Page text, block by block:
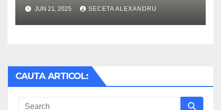
JUN 21, 2025 SECETA ALEXANDRU
CAUTA ARTICOL: